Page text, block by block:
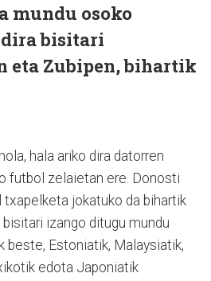
mundu osoko
bisitari
eta Zubipen, bihartik
hala ariko dira datorren
futbol zelaietan ere. Donosti
jokatuko da bihartik
izango ditugu mundu
beste, Estoniatik, Malaysiatik,
edota Japoniatik